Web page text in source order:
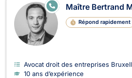
Maître Bertrand
Répond rapidement
E
N
E
Avocat droit des entreprises
10 ans d’expérience